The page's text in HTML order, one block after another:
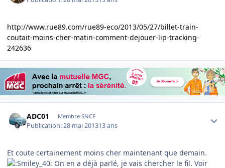
http://www.rue89.com/rue89-eco/2013/05/27/billet-train-
coutait-moins-cher-matin-comment-dejouer-lip-tracking-
242636
ADC01 Membre SNCF
Publication:28 mai 201313 ans
Et coute certainement moins cher maintenant que demain.
On en a déjà parlé, je vais chercher le fil. Voir